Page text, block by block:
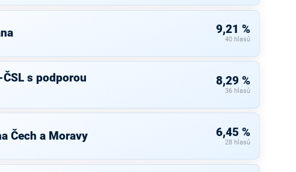
9,21 %
40 hlasů
ČSL s podporou
8,29 %
36 hlasů
Čech a Moravy 6,45 %
28 hlasů